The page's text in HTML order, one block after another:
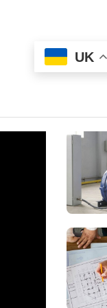
UK